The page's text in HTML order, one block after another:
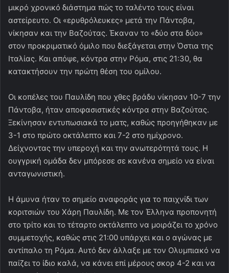
μικρό χρονικό διάστημα πώς το ταλέντο τους είναι
αστείρευτο. Οι «ερυθρόλευκες» μετά την Πάντοβα,
νίκησαν και την Βαζούτας. Έκαναν το «δύο στα δύο»
στον προκριματικό όμιλο που διεξάγεται στην Όστια της
Ιταλίας. Και απόψε, κόντρα στην Ρόμα, στις 21:30, θα
κατακτήσουν την πρώτη θέση του ομίλου.
Οι κοπέλες του Παυλίδη που χθες βράδυ νίκησαν 10-7 την
Πάντοβα, ήταν αποφασιστικές κόντρα στην Βαζούτας.
Ξεκίνησαν εντυπωσιακά το ματς, καθώς προηγήθηκαν με
3-1 στο πρώτο οκτάλεπτο και 7-2 στο ημίχρονο.
Δείχνοντας την υπεροχή και την ανωτερότητά τους. Η
ουγγρική ομάδα δεν μπόρεσε σε κανένα σημείο να είναι
ανταγωνιστική.
Η άμυνα ήταν το σημείο αναφοράς για το παιχνίδι των
κοριτσιών του Χάρη Παυλίδη. Με τον Έλληνα προπονητή
στο τρίτο και το τέταρτο οκτάλεπτο να μοιράζει το χρόνο
συμμετοχής, καθώς στις 21:00 υπάρχει και ο αγώνας με
αντίπαλο τη Ρόμα. Αυτό δεν άλλαξε με τον Ολυμπιακό να
παίζει το ίδιο καλά, να κάνει επί μέρους σκορ 4-2 και να